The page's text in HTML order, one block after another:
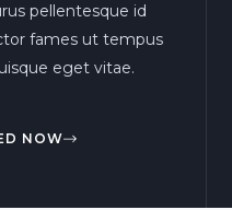
pellentesque id
fames ut tempus
eget vitae.
NOW